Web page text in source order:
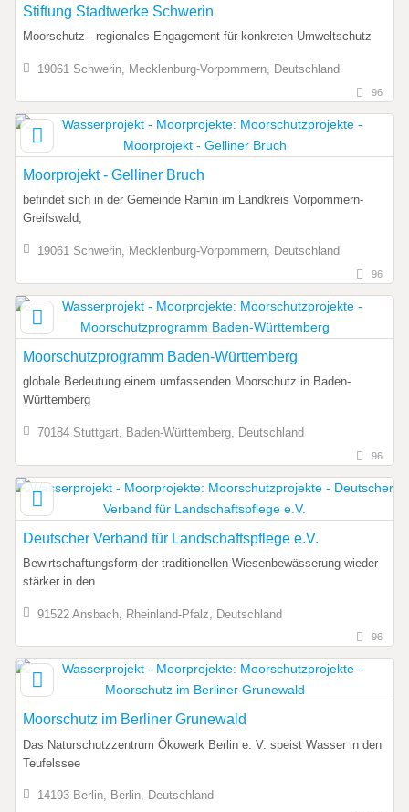
Stiftung Stadtwerke Schwerin
Moorschutz - regionales Engagement für konkreten Umweltschutz
19061 Schwerin, Mecklenburg-Vorpommern, Deutschland
96
Moorprojekt - Gelliner Bruch
befindet sich in der Gemeinde Ramin im Landkreis Vorpommern-
Greifswald,
19061 Schwerin, Mecklenburg-Vorpommern, Deutschland
96
Moorschutzprogramm Baden-Württemberg
globale Bedeutung einem umfassenden Moorschutz in Baden-
Württemberg
70184 Stuttgart, Baden-Württemberg, Deutschland
96
Deutscher Verband für Landschaftspflege e.V.
Bewirtschaftungsform der traditionellen Wiesenbewässerung wieder
stärker in den
91522 Ansbach, Rheinland-Pfalz, Deutschland
96
Moorschutz im Berliner Grunewald
Das Naturschutzzentrum Ökowerk Berlin e. V. speist Wasser in den
Teufelssee
14193 Berlin, Berlin, Deutschland